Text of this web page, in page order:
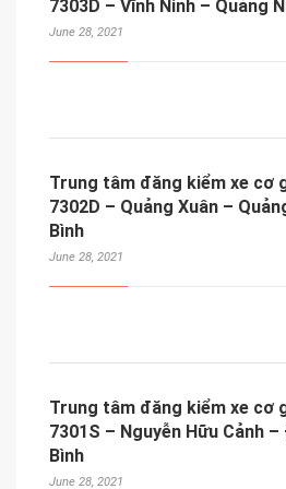
7303D – Vĩnh Ninh – Quảng
June 28, 2021
Trung tâm đăng kiểm xe cơ
7302D – Quảng Xuân –
Bình
June 28, 2021
Trung tâm đăng kiểm xe cơ
7301S – Nguyễn Hữu Cảnh
Bình
June 28, 2021